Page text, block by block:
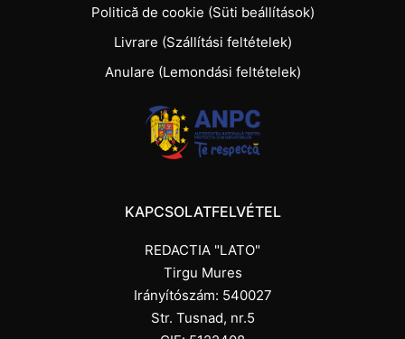
Politică de cookie (Süti beállítások)
Livrare (Szállítási feltételek)
Anulare (Lemondási feltételek)
KAPCSOLATFELVÉTEL
REDACTIA "LATO"
Tirgu Mures
Irányítószám: 540027
Str. Tusnad, nr.5